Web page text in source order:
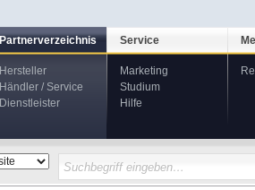
Partnerverzeichnis
Hersteller
Händler / Service
Dienstleister
Service
Marketing
Studium
Hilfe